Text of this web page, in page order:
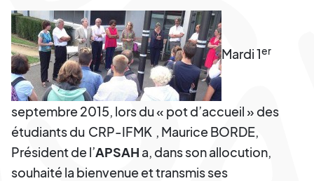
Mardi 1er
septembre 2015, lors du « pot d’accueil » des
étudiants du CRP-IFMK , Maurice BORDE,
Président de l’APSAH a, dans son allocution,
souhaité la bienvenue et transmis ses